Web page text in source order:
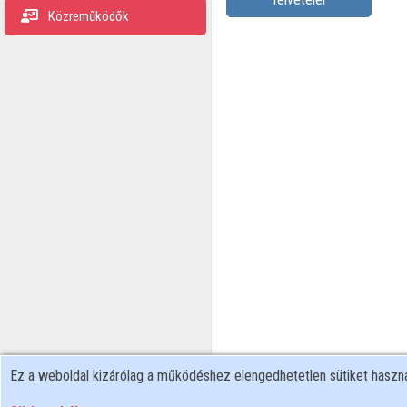
Közreműködők
Ez a weboldal kizárólag a működéshez elengedhetetlen sütiket